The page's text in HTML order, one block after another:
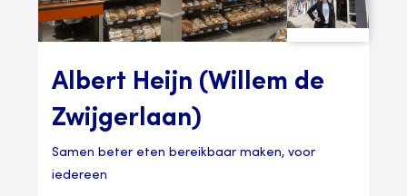
Albert Heijn (Willem de
Zwijgerlaan)
Samen beter eten bereikbaar maken, voor
iedereen